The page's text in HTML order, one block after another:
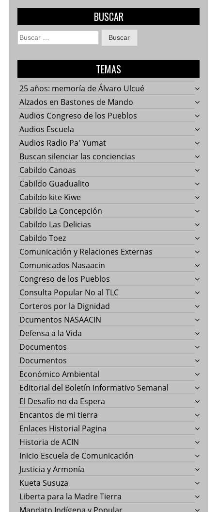
BUSCAR
Buscar:
TEMAS
25 años: memoría de Álvaro Ulcué
Alzados en Bastones de Mando
Audios Congreso de los Pueblos
Audios Escuela
Audios Radio Pa' Yumat
Buscan silenciar las conciencias
Cabildo Canoas
Cabildo Guadualito
Cabildo kite Kiwe
Cabildo La Concepción
Cabildo Las Delicias
Cabildo Toez
Comunicación y Relaciones Externas
Comunicados Nasaacin
Congreso de los Pueblos
Consulta Popular No al TLC
Corteros por la Dignidad
Dcumentos NASAACIN
Defensa a la Vida
Documentos
Documentos
Económico Ambiental
Editorial del Boletín Informativo Semanal
El Desafío no da Espera
Encantos de mi tierra
Enlaces Historial Pagina
Historia de ACIN
Inicio Escuela de Comunicación
Justicia y Armonía
Kueta Susuza
Liberta para la Madre Tierra